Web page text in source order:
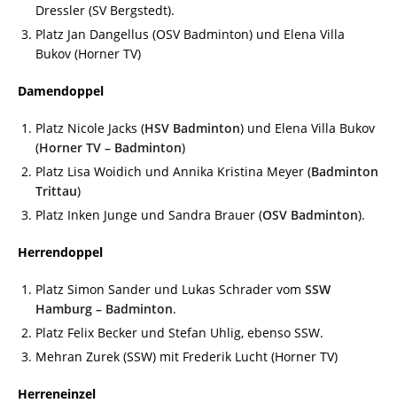
Dressler (SV Bergstedt).
Platz Jan Dangellus (OSV Badminton) und Elena Villa
Bukov (Horner TV)
Damendoppel
Platz Nicole Jacks (HSV Badminton) und Elena Villa Bukov
(Horner TV – Badminton)
Platz Lisa Woidich und Annika Kristina Meyer (Badminton
Trittau)
Platz Inken Junge und Sandra Brauer (OSV Badminton).
Herrendoppel
Platz Simon Sander und Lukas Schrader vom SSW
Hamburg – Badminton.
Platz Felix Becker und Stefan Uhlig, ebenso SSW.
Mehran Zurek (SSW) mit Frederik Lucht (Horner TV)
Herreneinzel